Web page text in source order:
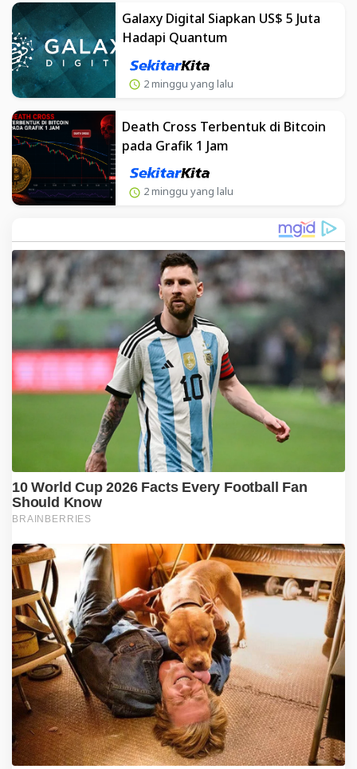
Galaxy Digital Siapkan US$ 5 Juta
Hadapi Quantum
2 minggu yang lalu
Death Cross Terbentuk di Bitcoin
pada Grafik 1 Jam
2 minggu yang lalu